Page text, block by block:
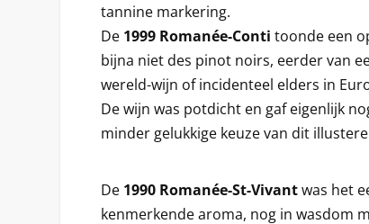
tannine markering.
De 1999 Romanée-Conti toonde een
bijna niet des pinot noirs, eerder van
wereld-wijn of incidenteel elders in
De wijn was potdicht en gaf eigenlijk
minder gelukkige keuze van dit
De 1990 Romanée-St-Vivantwas het
kenmerkende aroma, nog in wasdom